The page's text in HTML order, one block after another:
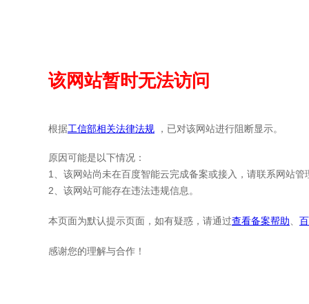
该网站暂时无法访问
根据工信部相关法律法规 ，已对该网站进行阻断显示。
原因可能是以下情况：
1、该网站尚未在百度智能云完成备案或接入，请联系网站管
2、该网站可能存在违法违规信息。
本页面为默认提示页面，如有疑惑，请通过查看备案帮助
感谢您的理解与合作！